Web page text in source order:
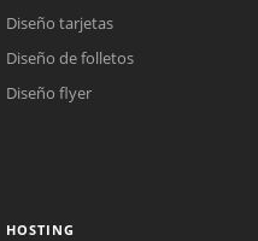
Diseño tarjetas
Diseño de folletos
Diseño flyer
HOSTING